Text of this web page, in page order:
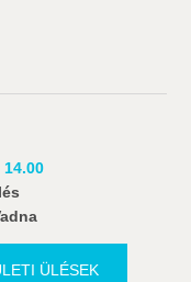
14.00
ÜLÉSEK